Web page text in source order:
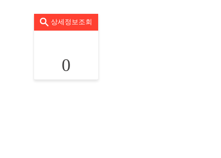
상세정보조회
0